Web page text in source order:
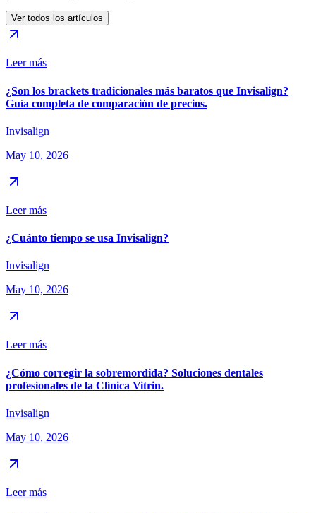
Ver todos los artículos
Leer más
¿Son los brackets tradicionales más baratos que Invisalign?
Guía completa de comparación de precios.
Invisalign
May 10, 2026
Leer más
¿Cuánto tiempo se usa Invisalign?
Invisalign
May 10, 2026
Leer más
¿Cómo corregir la sobremordida? Soluciones dentales
profesionales de la Clínica Vitrin.
Invisalign
May 10, 2026
Leer más